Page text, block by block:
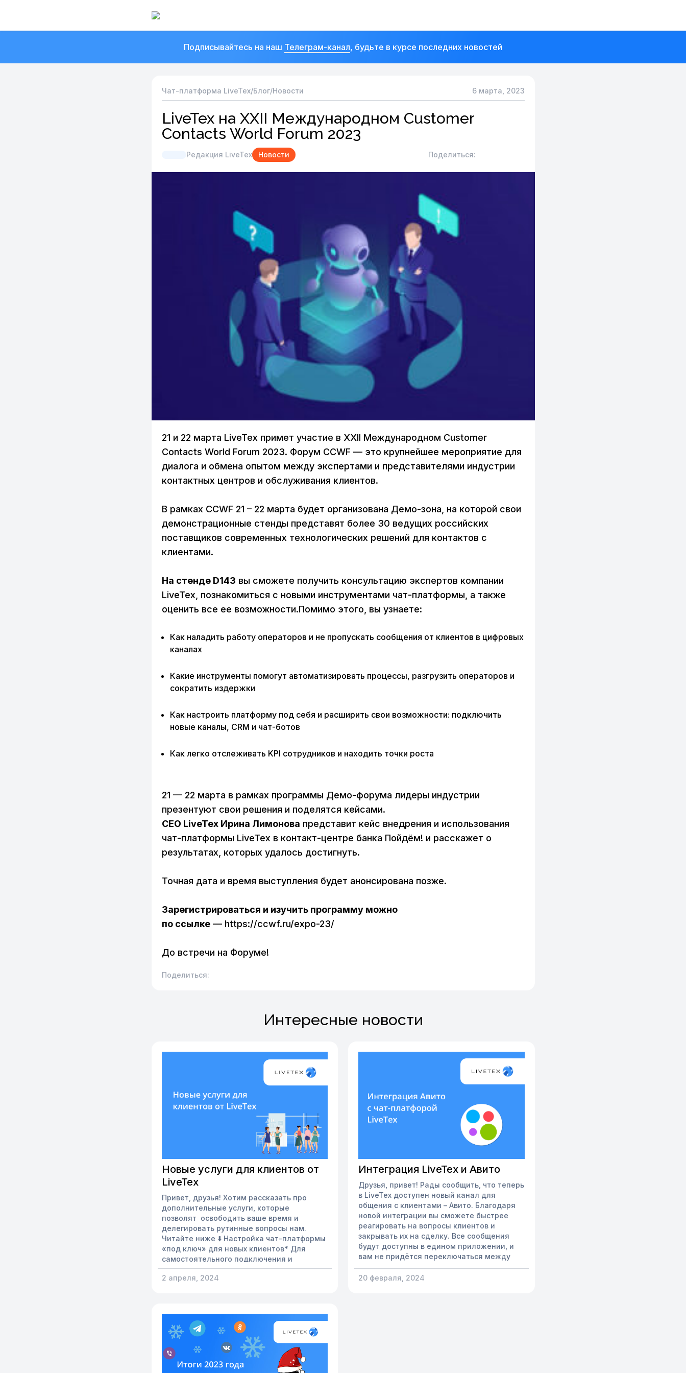
Подписывайтесь на наш Телеграм-канал, будьте в курсе последних новостей
Чат-платформа LiveTex/Блог/Новости 6 марта, 2023
LiveTex на XXII Международном Customer
Contacts World Forum 2023
Редакция LiveTex Новости Поделиться:
21 и 22 марта LiveTex примет участие в XXII Международном Customer
Contacts World Forum 2023. Форум CCWF — это крупнейшее мероприятие для
диалога и обмена опытом между экспертами и представителями индустрии
контактных центров и обслуживания клиентов.
В рамках CCWF 21 – 22 марта будет организована Демо-зона, на которой свои
демонстрационные стенды представят более 30 ведущих российских
поставщиков современных технологических решений для контактов с
клиентами.
На стенде D143 вы сможете получить консультацию экспертов компании
LiveTex, познакомиться с новыми инструментами чат-платформы, а также
оценить все ее возможности.Помимо этого, вы узнаете:
Как наладить работу операторов и не пропускать сообщения от клиентов в цифровых
каналах
Какие инструменты помогут автоматизировать процессы, разгрузить операторов и
сократить издержки
Как настроить платформу под себя и расширить свои возможности: подключить
новые каналы, CRM и чат-ботов
Как легко отслеживать KPI сотрудников и находить точки роста
21 — 22 марта в рамках программы Демо-форума лидеры индустрии
презентуют свои решения и поделятся кейсами.
CEO LiveTex Ирина Лимонова представит кейс внедрения и использования
чат-платформы LiveTex в контакт-центре банка Пойдём! и расскажет о
результатах, которых удалось достигнуть.
Точная дата и время выступления будет анонсирована позже.
Зарегистрироваться и изучить программу можно
по ссылке— https://ccwf.ru/expo-23/
До встречи на Форуме!
Поделиться:
Интересные новости
Новые услуги для клиентов от
LiveTex
Привет, друзья! Хотим рассказать про
дополнительные услуги, которые
позволят освободить ваше время и
делегировать рутинные вопросы нам.
Читайте ниже ⬇️ Настройка чат-платформы
«под ключ» для новых клиентов* Для
самостоятельного подключения и
настройки платформы вы можете
воспользоваться подробной базой знаний,
знаете, часто погружение в новый процесс
занимает временные и человеческие
ресурсы. Чтобы свест...
2 апреля, 2024
Интеграция LiveTex и Авито
Друзья, привет! Рады сообщить, что теперь
в LiveTex доступен новый канал для
общения с клиентами – Авито. Благодаря
новой интеграции вы сможете быстрее
реагировать на вопросы клиентов и
закрывать их на сделку. Все сообщения
будут доступны в едином приложении, и
вам не придётся переключаться между
множеством вкладок. Авито – один из
крупнейших сервисов для размещения
20 февраля, 2024